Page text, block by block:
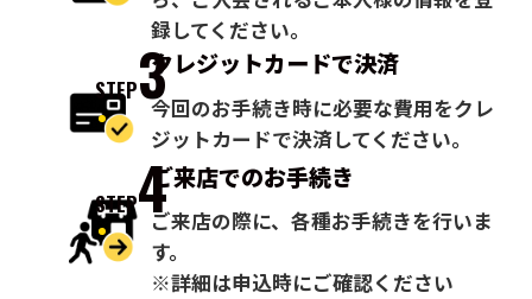
録してください。
STEP3クレジットカードで決済
今回のお手続き時に必要な費用をクレ
ジットカードで決済してください。
STEP4ご来店でのお手続き
ご来店の際に、各種お手続きを行いま
す。
※詳細は申込時にご確認ください